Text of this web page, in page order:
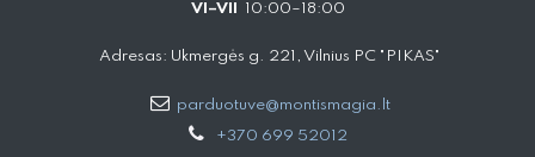
VI–VII 10:00–18:00
Adresas: Ukmergės g. 221, Vilnius PC "PIKAS"
parduotuve@montismagia.lt
+370 699 52012